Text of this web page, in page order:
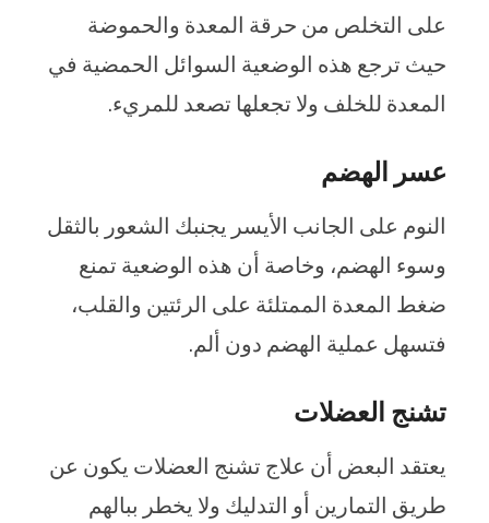
على التخلص من حرقة المعدة والحموضة
حيث ترجع هذه الوضعية السوائل الحمضية في
المعدة للخلف ولا تجعلها تصعد للمريء.
عسر الهضم
النوم على الجانب الأيسر يجنبك الشعور بالثقل
وسوء الهضم، وخاصة أن هذه الوضعية تمنع
ضغط المعدة الممتلئة على الرئتين والقلب،
فتسهل عملية الهضم دون ألم.
تشنج العضلات
يعتقد البعض أن علاج تشنج العضلات يكون عن
طريق التمارين أو التدليك ولا يخطر ببالهم